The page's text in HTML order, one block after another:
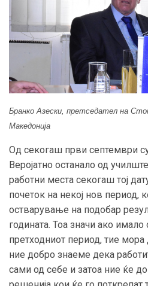
Бранко Азески, претседател на
Македонија
Од секогаш први септември
Веројатно останало од
работни места секогаш тој
почеток на некој нов период,
остварување на подобар
годината. Тоа значи ако
претходниот период, тие
ние добро знаеме дека
сами од себе и затоа ние ќе